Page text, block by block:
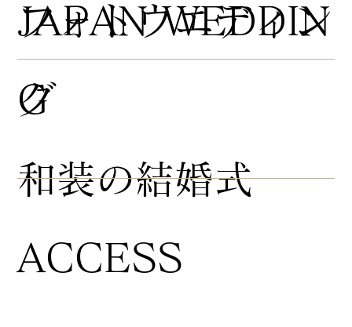
​フォトウエディン
グ
​和装の結婚式
JAPAN WEDDIN
G
ACCESS